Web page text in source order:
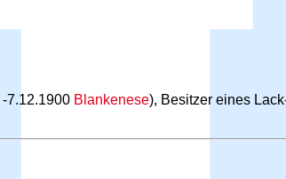
-7.12.1900 Blankenese), Besitzer eines